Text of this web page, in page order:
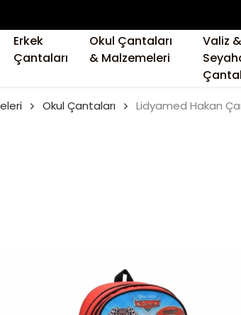
Erkek
Çantaları
Okul Çantaları
& Malzemeleri
Valiz &
Okul Çantaları Lidyamed Hakan